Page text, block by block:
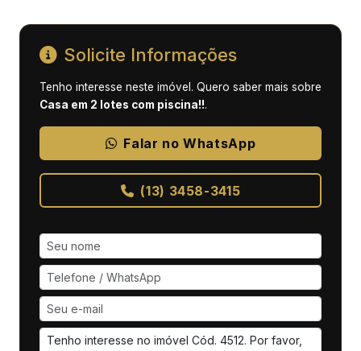
Solicite Informações
Tenho interesse neste imóvel. Quero saber mais sobre
Casa em 2 lotes com piscina!!.
Falar no WhatsApp
(13) 3458-3415